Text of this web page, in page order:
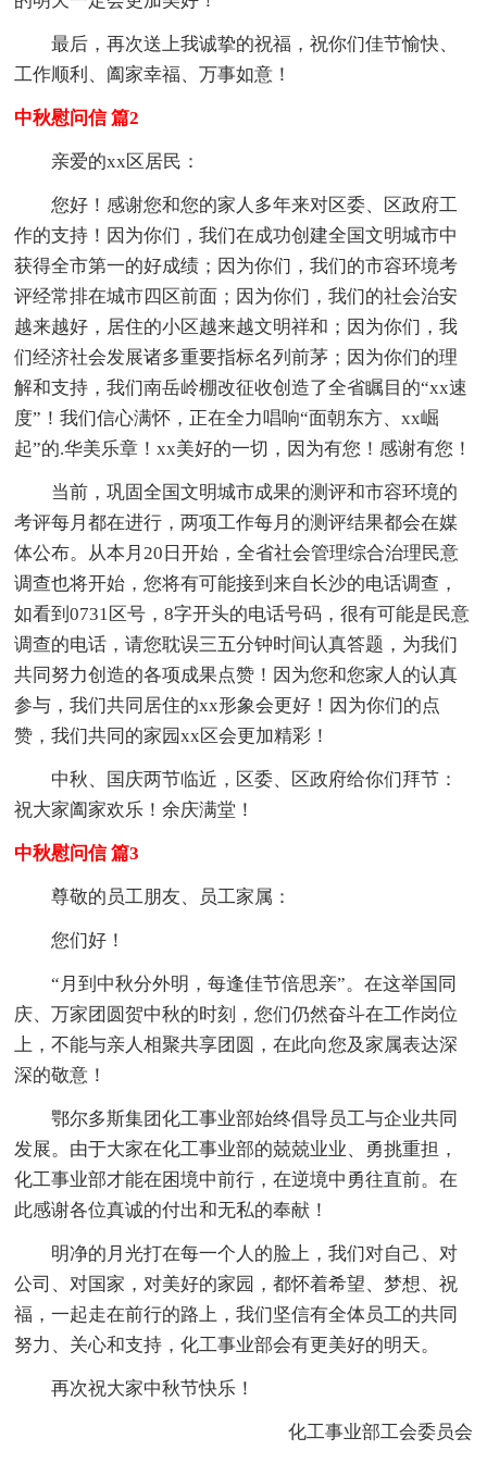
最后，再次送上我诚挚的祝福，祝你们佳节愉快、
工作顺利、阖家幸福、万事如意！
中秋慰问信 篇2
亲爱的xx区居民：
您好！感谢您和您的家人多年来对区委、区政府工
作的支持！因为你们，我们在成功创建全国文明城市中
获得全市第一的好成绩；因为你们，我们的市容环境考
评经常排在城市四区前面；因为你们，我们的社会治安
越来越好，居住的小区越来越文明祥和；因为你们，我
们经济社会发展诸多重要指标名列前茅；因为你们的理
解和支持，我们南岳岭棚改征收创造了全省瞩目的“xx速
度”！我们信心满怀，正在全力唱响“面朝东方、xx崛
起”的.华美乐章！xx美好的一切，因为有您！感谢有您！
当前，巩固全国文明城市成果的测评和市容环境的
考评每月都在进行，两项工作每月的测评结果都会在媒
体公布。从本月20日开始，全省社会管理综合治理民意
调查也将开始，您将有可能接到来自长沙的电话调查，
如看到0731区号，8字开头的电话号码，很有可能是民意
调查的电话，请您耽误三五分钟时间认真答题，为我们
共同努力创造的各项成果点赞！因为您和您家人的认真
参与，我们共同居住的xx形象会更好！因为你们的点
赞，我们共同的家园xx区会更加精彩！
中秋、国庆两节临近，区委、区政府给你们拜节：
祝大家阖家欢乐！余庆满堂！
中秋慰问信 篇3
尊敬的员工朋友、员工家属：
您们好！
“月到中秋分外明，每逢佳节倍思亲”。在这举国同
庆、万家团圆贺中秋的时刻，您们仍然奋斗在工作岗位
上，不能与亲人相聚共享团圆，在此向您及家属表达深
深的敬意！
鄂尔多斯集团化工事业部始终倡导员工与企业共同
发展。由于大家在化工事业部的兢兢业业、勇挑重担，
化工事业部才能在困境中前行，在逆境中勇往直前。在
此感谢各位真诚的付出和无私的奉献！
明净的月光打在每一个人的脸上，我们对自己、对
公司、对国家，对美好的家园，都怀着希望、梦想、祝
福，一起走在前行的路上，我们坚信有全体员工的共同
努力、关心和支持，化工事业部会有更美好的明天。
再次祝大家中秋节快乐！
化工事业部工会委员会